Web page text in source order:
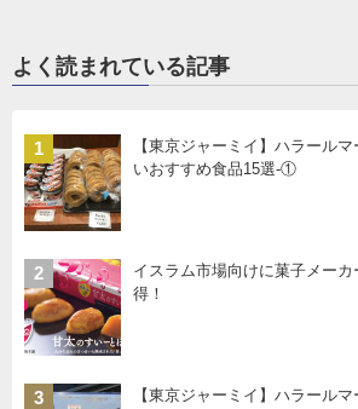
よく読まれている記事
1
【東京ジャーミイ】ハラール
いおすすめ食品15選-①
2
イスラム市場向けに菓子メー
得！
3
【東京ジャーミイ】ハラール